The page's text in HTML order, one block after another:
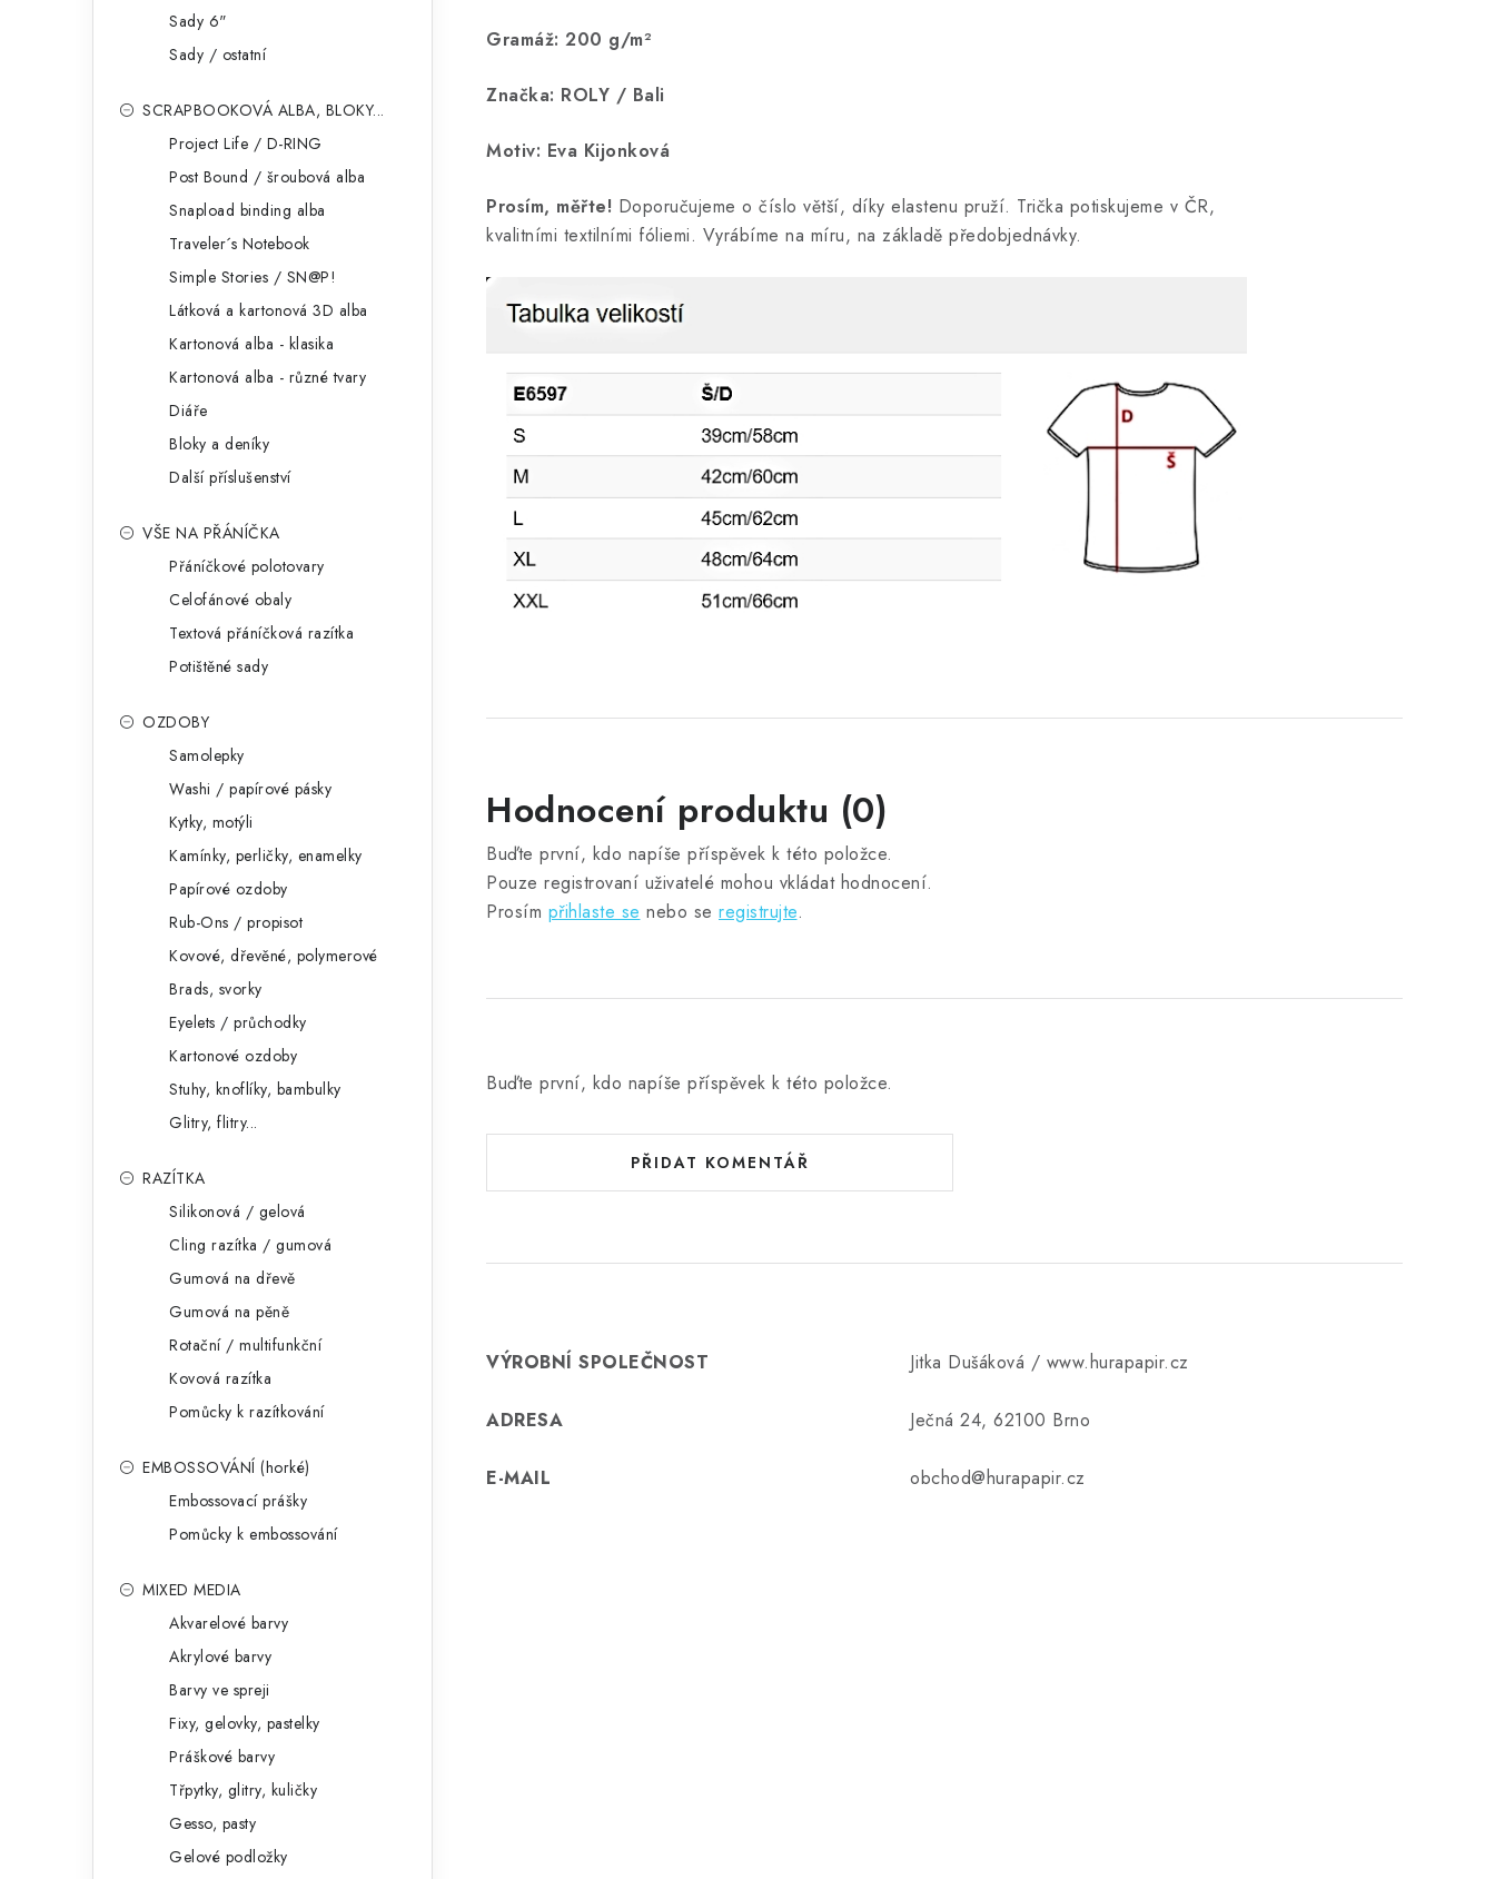
Sady 6"
Sady / ostatní
SCRAPBOOKOVÁ ALBA, BLOKY...
Project Life / D-RING
Post Bound / šroubová alba
Snapload binding alba
Traveler´s Notebook
Simple Stories / SN@P!
Látková a kartonová 3D alba
Kartonová alba - klasika
Kartonová alba - různé tvary
Diáře
Bloky a deníky
Další příslušenství
VŠE NA PŘÁNÍČKA
Přáníčkové polotovary
Celofánové obaly
Textová přáníčková razítka
Potištěné sady
OZDOBY
Samolepky
Washi / papírové pásky
Kytky, motýli
Kamínky, perličky, enamelky
Papírové ozdoby
Rub-Ons / propisot
Kovové, dřevěné, polymerové
Brads, svorky
Eyelets / průchodky
Kartonové ozdoby
Stuhy, knoflíky, bambulky
Glitry, flitry...
RAZÍTKA
Silikonová / gelová
Cling razítka / gumová
Gumová na dřevě
Gumová na pěně
Rotační / multifunkční
Kovová razítka
Pomůcky k razítkování
EMBOSSOVÁNÍ (horké)
Embossovací prášky
Pomůcky k embossování
MIXED MEDIA
Akvarelové barvy
Akrylové barvy
Barvy ve spreji
Fixy, gelovky, pastelky
Práškové barvy
Třpytky, glitry, kuličky
Gesso, pasty
Gelové podložky
Gramáž: 200 g/m²
Značka: ROLY / Bali
Motiv: Eva Kijonková
Prosím, měřte! Doporučujeme o číslo větší, díky elastenu pruží. Trička potiskujeme v ČR,
kvalitními textilními fóliemi. Vyrábíme na míru, na základě předobjednávky.
Hodnocení produktu (0)
Buďte první, kdo napíše příspěvek k této položce.
Pouze registrovaní uživatelé mohou vkládat hodnocení.
Prosím přihlaste se nebo se registrujte.
Buďte první, kdo napíše příspěvek k této položce.
PŘIDAT KOMENTÁŘ
VÝROBNÍ SPOLEČNOST Jitka Dušáková / www.hurapapir.cz
ADRESA Ječná 24, 62100 Brno
E-MAIL obchod@hurapapir.cz